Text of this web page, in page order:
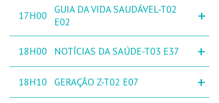
17H00
GUIA DA VIDA SAUDÁVEL-T02
E02
+
18H00 NOTÍCIAS DA SAÚDE-T03 E37 +
18H10 GERAÇÃO Z-T02 E07 +